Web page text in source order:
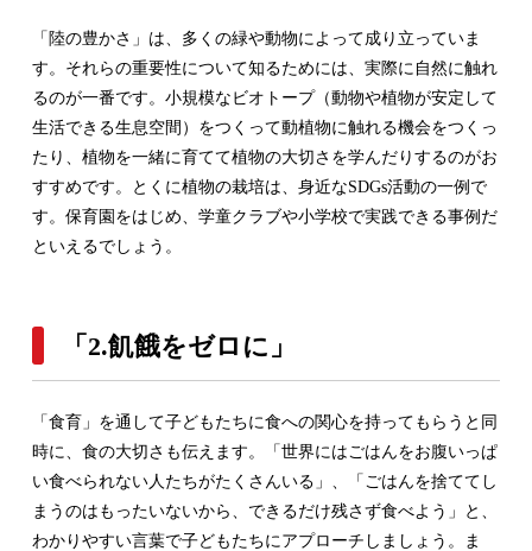
「陸の豊かさ」は、多くの緑や動物によって成り立っていま
す。それらの重要性について知るためには、実際に自然に触れ
るのが一番です。小規模なビオトープ（動物や植物が安定して
生活できる生息空間）をつくって動植物に触れる機会をつくっ
たり、植物を一緒に育てて植物の大切さを学んだりするのがお
すすめです。とくに植物の栽培は、身近なSDGs活動の一例で
す。保育園をはじめ、学童クラブや小学校で実践できる事例だ
といえるでしょう。
「2.飢餓をゼロに」
「食育」を通して子どもたちに食への関心を持ってもらうと同
時に、食の大切さも伝えます。「世界にはごはんをお腹いっぱ
い食べられない人たちがたくさんいる」、「ごはんを捨ててし
まうのはもったいないから、できるだけ残さず食べよう」と、
わかりやすい言葉で子どもたちにアプローチしましょう。ま